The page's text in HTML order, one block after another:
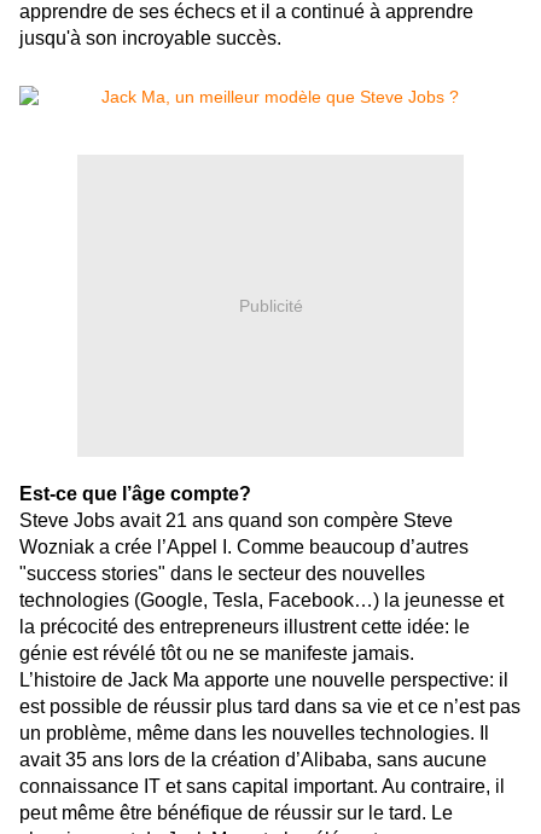
apprendre de ses échecs et il a continué à apprendre
jusqu'à son incroyable succès.
Publicité
Est-ce que l’âge compte?
Steve Jobs avait 21 ans quand son compère Steve
Wozniak a crée l’Appel I. Comme beaucoup d’autres
"success stories" dans le secteur des nouvelles
technologies (Google, Tesla, Facebook…) la jeunesse et
la précocité des entrepreneurs illustrent cette idée: le
génie est révélé tôt ou ne se manifeste jamais.
L’histoire de Jack Ma apporte une nouvelle perspective: il
est possible de réussir plus tard dans sa vie et ce n’est pas
un problème, même dans les nouvelles technologies. Il
avait 35 ans lors de la création d’Alibaba, sans aucune
connaissance IT et sans capital important. Au contraire, il
peut même être bénéfique de réussir sur le tard. Le